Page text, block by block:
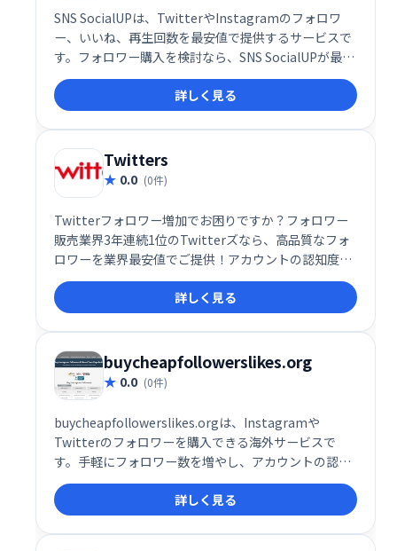
SNS SocialUPは、TwitterやInstagramのフォロワ
ー、いいね、再生回数を最安値で提供するサービスで
す。フォロワー購入を検討なら、SNS SocialUPが最適
です。システム納品による迅速な提供で、あなたの
SNSアカウントを効果的に成長させます。手軽に利用
できるサービスで、費用対効果の高い運用をサポート
します。
詳しく見る
Twitters
0.0 (0件)
Twitterフォロワー増加でお困りですか？フォロワー
販売業界3年連続1位のTwitterズなら、高品質なフォ
ロワーを業界最安値でご提供！アカウントの認知度向
上やエンゲージメントの拡大に貢献します。ぜひ、
Twitterズで理想のフォロワーを獲得し、Twitter戦略
を成功させましょう！
詳しく見る
buycheapfollowerslikes.org
0.0 (0件)
buycheapfollowerslikes.orgは、Instagramや
Twitterのフォロワーを購入できる海外サービスで
す。手軽にフォロワー数を増やし、アカウントの認知
度向上を目指せます。ただし、購入フォロワーは本物
のユーザーではない可能性があるため、エンゲージメ
ント向上には必ずしも効果的とは限りません。利用は
自己責任でお願いします。
詳しく見る